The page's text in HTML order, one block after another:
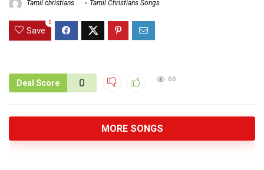
Tamil christians Tamil Christians Songs
Save
0
Deal Score 0 66
MORE SONGS